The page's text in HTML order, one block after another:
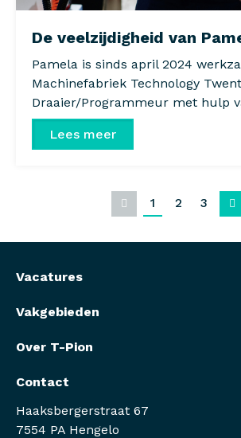
De veelzijdigheid van
Pamela is sinds april 2024
Machinefabriek Technology
Draaier/Programmeur met hulp
Lees meer
Vorige
1 2 3
Vacatures
Vakgebieden
Over T-Pion
Contact
Haaksbergerstraat 67
7554 PA Hengelo